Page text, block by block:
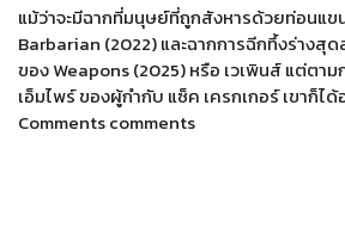
แม้ว่าจะมีฉากที่มนุษย์ที่ถูกสังหารด้วยท่อนแข
Barbarian (2022) และฉากการฉีกทึ้งร่างสุ
ของ Weapons (2025) หรือ เวเพินส์ แต่ตา
เอ็มไพร์ ของผู้กำกับ แซ็ค เครกเกอร์ เขาก็ไ
Comments comments